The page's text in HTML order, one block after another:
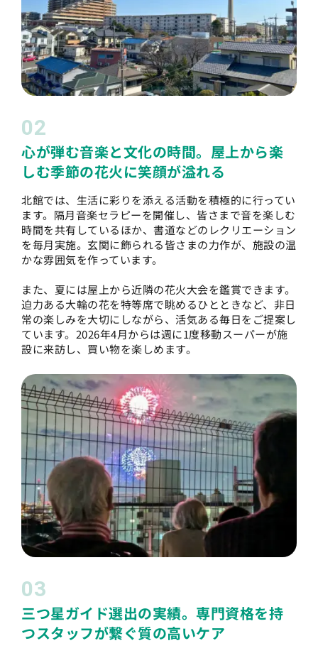
02
心が弾む音楽と文化の時間。屋上から楽
しむ季節の花火に笑顔が溢れる
北館では、生活に彩りを添える活動を積極的に行ってい
ます。隔月音楽セラピーを開催し、皆さまで音を楽しむ
時間を共有しているほか、書道などのレクリエーション
を毎月実施。玄関に飾られる皆さまの力作が、施設の温
かな雰囲気を作っています。
また、夏には屋上から近隣の花火大会を鑑賞できます。
迫力ある大輪の花を特等席で眺めるひとときなど、非日
常の楽しみを大切にしながら、活気ある毎日をご提案し
ています。2026年4月からは週に1度移動スーパーが施
設に来訪し、買い物を楽しめます。
03
三つ星ガイド選出の実績。専門資格を持
つスタッフが繋ぐ質の高いケア